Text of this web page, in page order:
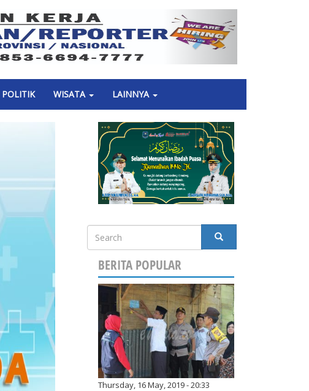
Next
POLITIK WISATA LAINNYA
Search
SEARCH
BERITA POPULAR
Thursday, 16 May, 2019 - 20:33